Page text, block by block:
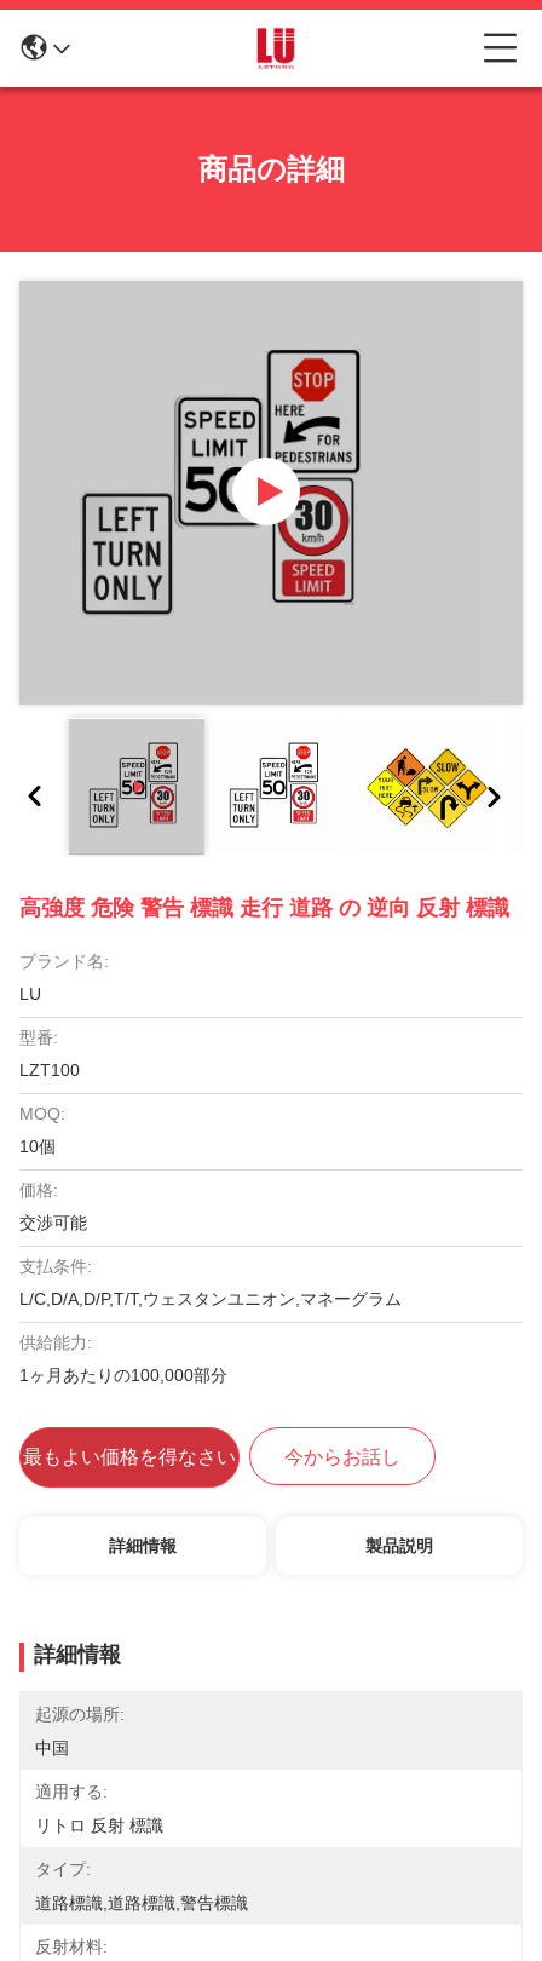
商品の詳細
高強度 危険 警告 標識 走行 道路 の 逆向 反射 標識
ブランド名:
LU
型番:
LZT100
MOQ:
10個
価格:
交渉可能
支払条件:
L/C,D/A,D/P,T/T,ウェスタンユニオン,マネーグラム
供給能力:
1ヶ月あたりの100,000部分
最もよい価格を得なさい 今からお話し
詳細情報 製品説明
詳細情報
起源の場所:
中国
適用する:
リトロ 反射 標識
タイプ:
道路標識,道路標識,警告標識
反射材料: